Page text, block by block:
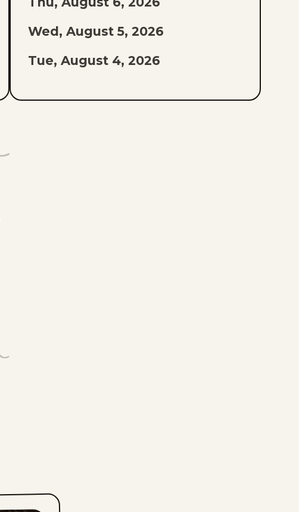
LIST
Wed, August 5, 2026
Tue, August 4, 2026
Mon, July 20, 2026